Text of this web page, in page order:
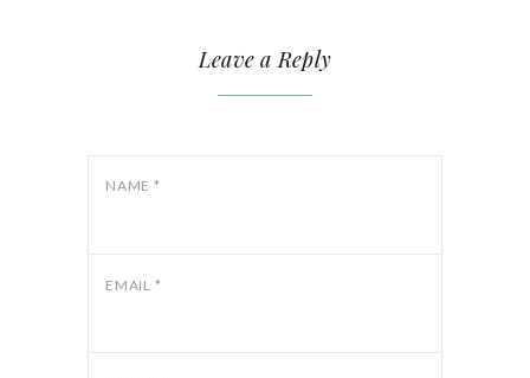
Leave a Reply
NAME *
EMAIL *